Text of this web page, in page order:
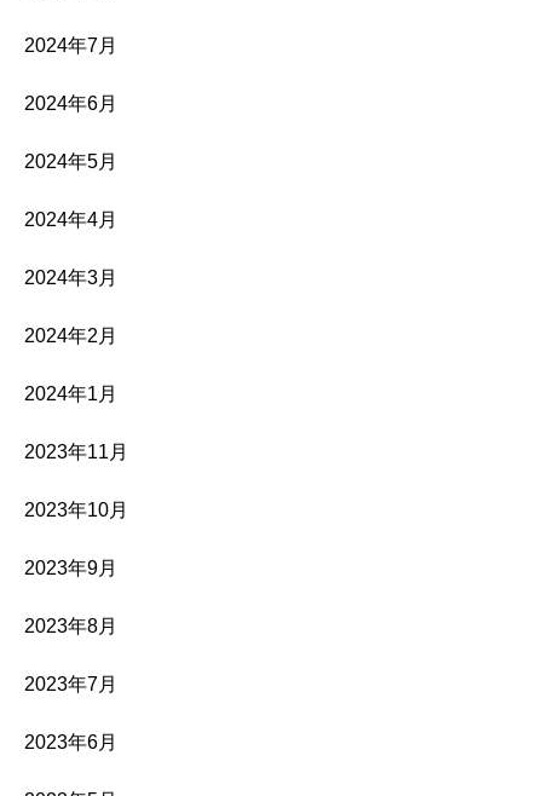
2024年7月
2024年6月
2024年5月
2024年4月
2024年3月
2024年2月
2024年1月
2023年11月
2023年10月
2023年9月
2023年8月
2023年7月
2023年6月